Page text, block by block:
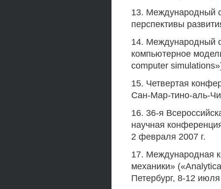
13. Международный
перспективы
14. Международный
компьютерное
computer
15. Четвертая
Сан-Мар-тино-аль-
16. 36-я
научная
2 февраля 2007 г.
17. Международная
механики»
Петербург, 8-12 июля